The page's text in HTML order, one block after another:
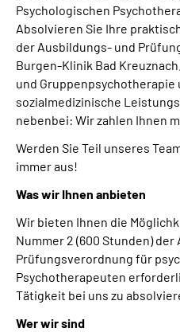
Psychologischen
Absolvieren Sie Ihre
der Ausbildungs- und
Burgen-Klinik Bad
und Gruppenpsychotherapie
sozialmedizinische
nebenbei: Wir zahlen Ihnen
Werden Sie Teil unseres
immer aus!
Was wir Ihnen anbieten
Wir bieten Ihnen die
Nummer 2 (600 Stunden)
Prüfungsverordnung für
Psychotherapeuten
Tätigkeit bei uns zu
Wer wir sind